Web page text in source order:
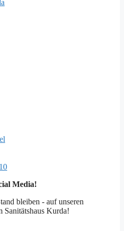
Media!
bleiben - auf unseren
Sanitätshaus Kurda!